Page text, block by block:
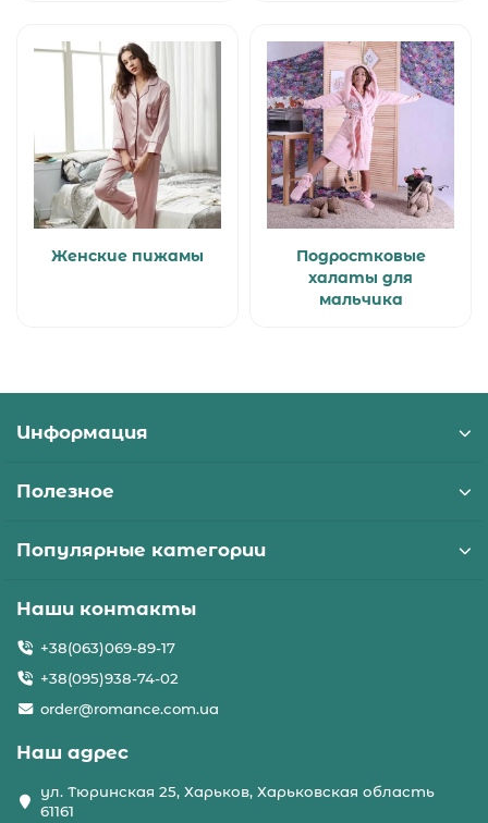
Женские пижамы
Подростковые
халаты для
мальчика
Информация
Полезное
Популярные категории
Наши контакты
+38(063)069-89-17
+38(095)938-74-02
order@romance.com.ua
Наш адрес
ул. Тюринская 25, Харьков, Харьковская область
61161